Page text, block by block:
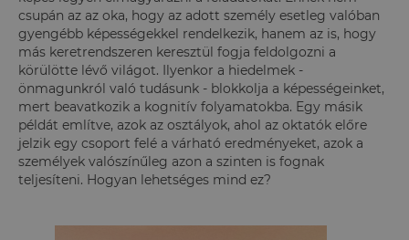
csupán az az oka, hogy az adott személy esetleg valóban
gyengébb képességekkel rendelkezik, hanem az is, hogy
más keretrendszeren keresztül fogja feldolgozni a
körülötte lévő világot. Ilyenkor a hiedelmek -
önmagunkról való tudásunk - blokkolja a képességeinket,
mert beavatkozik a kognitív folyamatokba. Egy másik
példát említve, azok az osztályok, ahol az oktatók előre
jelzik egy csoport felé a várható eredményeket, azok a
személyek valószínűleg azon a szinten is fognak
teljesíteni. Hogyan lehetséges mind ez?